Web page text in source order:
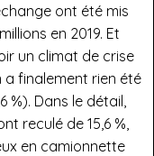
ont été mis
en 2019. Et
un climat de crise
a finalement rien été
Dans le détail,
reculé de 15,6 %,
en camionnette